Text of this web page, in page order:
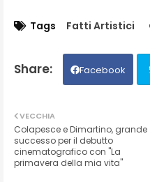
Tags Fatti Artistici
Facebook
VECCHIA
Colapesce e Dimartino, grande
successo per il debutto
cinematografico con "La
primavera della mia vita"